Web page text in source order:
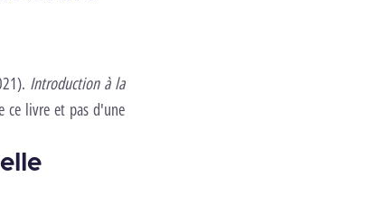
Introduction à la
ce livre et pas d'une